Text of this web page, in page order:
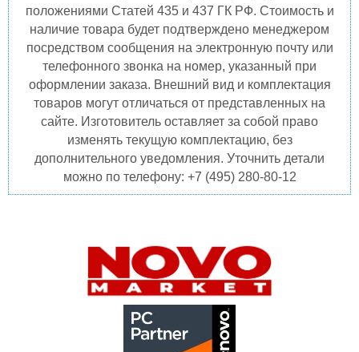
положениями Статей 435 и 437 ГК РФ. Стоимость и
наличие товара будет подтверждено менеджером
посредством сообщения на электронную почту или
телефонного звонка на номер, указанный при
оформлении заказа. Внешний вид и комплектация
товаров могут отличаться от представленных на
сайте. Изготовитель оставляет за собой право
изменять текущую комплектацию, без
дополнительного уведомления. Уточнить детали
можно по телефону: +7 (495) 280-80-12